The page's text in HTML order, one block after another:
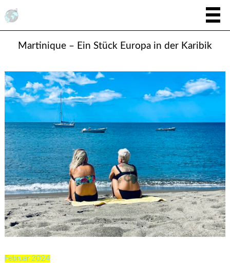
Martinique – Ein Stück Europa in der Karibik
Februar 2024